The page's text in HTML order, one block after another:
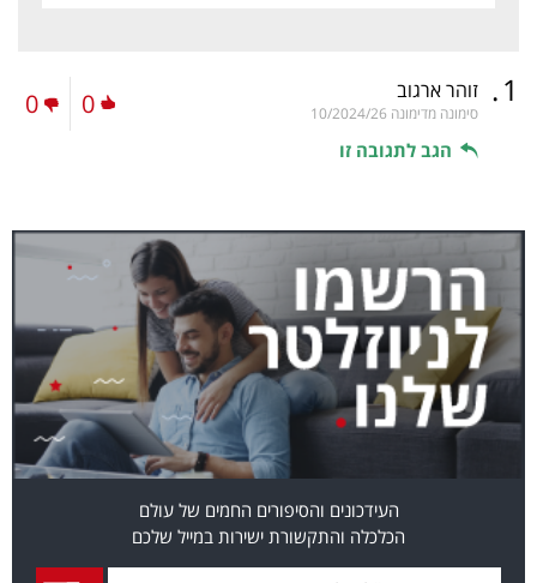
1
. זוהר ארגוב
סימונה מדימונה 10/2024/26
הגב לתגובה זו
0
0
העידכונים והסיפורים החמים של עולם
הכלכלה והתקשורת ישירות במייל שלכם